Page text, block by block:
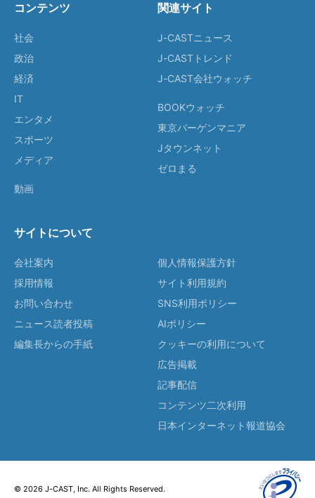
コンテンツ
社会
政治
経済
IT
エンタメ
スポーツ
メディア
動画
関連サイト
J-CASTニュース
J-CASTトレンド
J-CAST会社ウォッチ
BOOKウォッチ
東京バーゲンマニア
Jタウンネット
ゼロまる
サイトについて
会社案内
採用情報
お問い合わせ
ニュース読者投稿
編集長からの手紙
個人情報保護方針
サイト利用規約
SNS利用ポリシー
AIポリシー
クッキーの利用について
広告掲載
記事配信
コンテンツ二次利用
日本インターネット報道協会
© 2026 J-CAST, Inc. All Rights Reserved.